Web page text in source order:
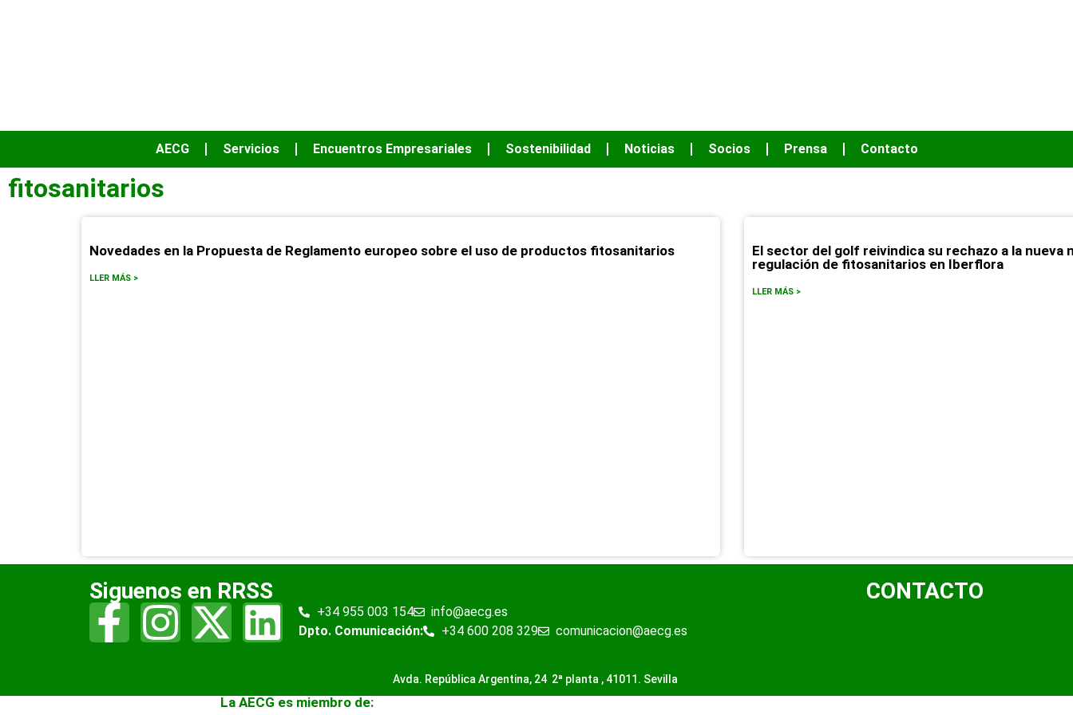
AECG Servicios Encuentros Empresariales Sostenibilidad Noticias Socios Prensa Contacto
fitosanitarios
Novedades en la Propuesta de Reglamento europeo sobre el uso de productos fitosanitarios
LLER MÁS >
El sector del golf reivindica su rechazo a la nueva
regulación de fitosanitarios en Iberflora
LLER MÁS >
Siguenos en RRSS CONTACTO
+34 955 003 154
info@aecg.es
Dpto. Comunicación:
+34 600 208 329 comunicacion@aecg.es
Avda. República Argentina, 24 2ª planta , 41011. Sevilla
La AECG es miembro de: